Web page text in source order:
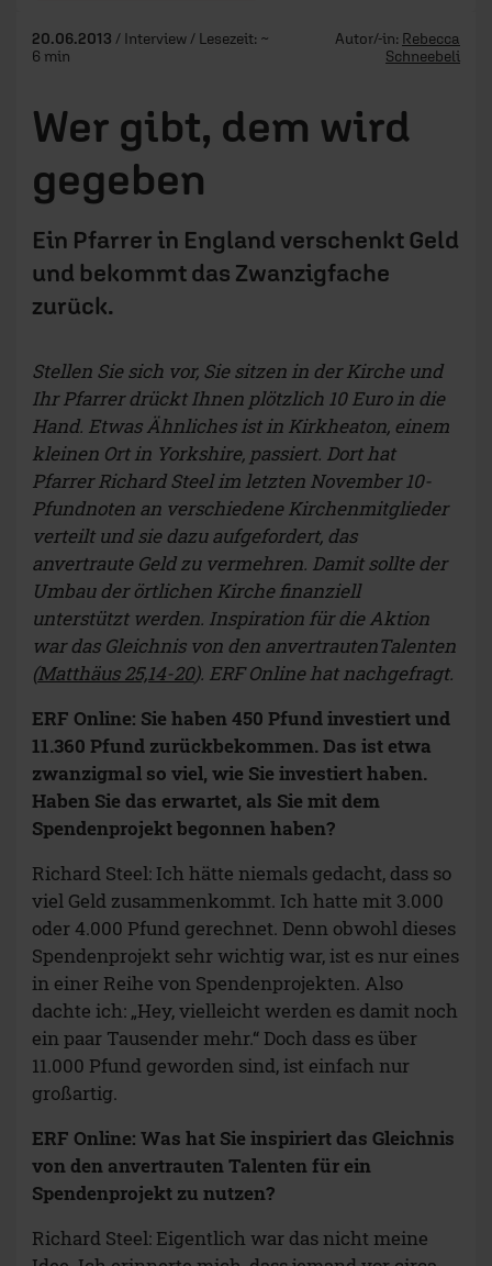
20.06.2013 / Interview / Lesezeit: ~
6 min
Autor/-in: Rebecca
Schneebeli
Wer gibt, dem wird
gegeben
Ein Pfarrer in England verschenkt Geld
und bekommt das Zwanzigfache
zurück.
Stellen Sie sich vor, Sie sitzen in der Kirche und
Ihr Pfarrer drückt Ihnen plötzlich 10 Euro in die
Hand. Etwas Ähnliches ist in Kirkheaton, einem
kleinen Ort in Yorkshire, passiert. Dort hat
Pfarrer Richard Steel im letzten November 10-
Pfundnoten an verschiedene Kirchenmitglieder
verteilt und sie dazu aufgefordert, das
anvertraute Geld zu vermehren. Damit sollte der
Umbau der örtlichen Kirche finanziell
unterstützt werden. Inspiration für die Aktion
war das Gleichnis von den anvertrautenTalenten
(Matthäus 25,14-20). ERF Online hat nachgefragt.
ERF Online: Sie haben 450 Pfund investiert und
11.360 Pfund zurückbekommen. Das ist etwa
zwanzigmal so viel, wie Sie investiert haben.
Haben Sie das erwartet, als Sie mit dem
Spendenprojekt begonnen haben?
Richard Steel: Ich hätte niemals gedacht, dass so
viel Geld zusammenkommt. Ich hatte mit 3.000
oder 4.000 Pfund gerechnet. Denn obwohl dieses
Spendenprojekt sehr wichtig war, ist es nur eines
in einer Reihe von Spendenprojekten. Also
dachte ich: „Hey, vielleicht werden es damit noch
ein paar Tausender mehr.“ Doch dass es über
11.000 Pfund geworden sind, ist einfach nur
großartig.
ERF Online: Was hat Sie inspiriert das Gleichnis
von den anvertrauten Talenten für ein
Spendenprojekt zu nutzen?
Richard Steel: Eigentlich war das nicht meine